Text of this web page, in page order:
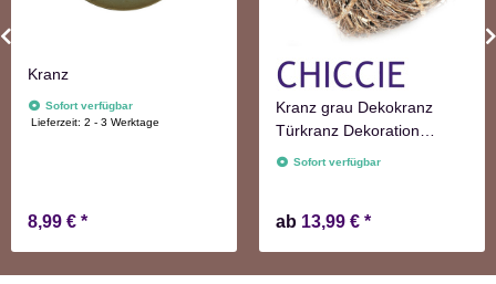
Kranz
Sofort verfügbar
Lieferzeit:2 - 3 Werktage
8,99 € *
Kranz grau Dekokranz
Türkranz Dekoration
Wanddekoration
Sofort verfügbar
ab 13,99 € *